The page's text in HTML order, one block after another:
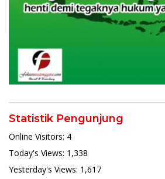
Statistik Pengunjung
Online Visitors: 4
Today's Views: 1,338
Yesterday's Views: 1,617